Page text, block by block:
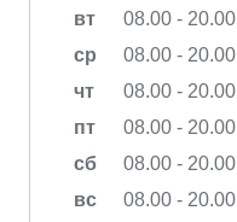
вт
08.00 - 20.00
ср
08.00 - 20.00
чт
08.00 - 20.00
пт
08.00 - 20.00
сб
08.00 - 20.00
вс
08.00 - 20.00